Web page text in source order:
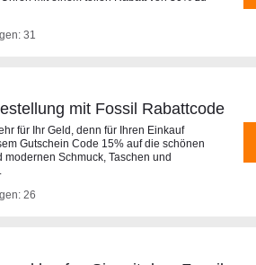
31
mit Fossil Rabattcode
für Ihr Geld, denn für Ihren Einkauf
Gutschein Code 15% auf die schönen
Schmuck, Taschen und
26